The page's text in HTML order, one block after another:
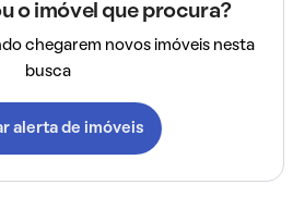
o imóvel que procura?
chegarem novos imóveis nesta
busca
alerta de imóveis